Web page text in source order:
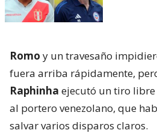
Romo y un travesaño
fuera arriba rápidamente,
Raphinha ejecutó un tiro libre
al portero venezolano, que
salvar varios disparos claros.